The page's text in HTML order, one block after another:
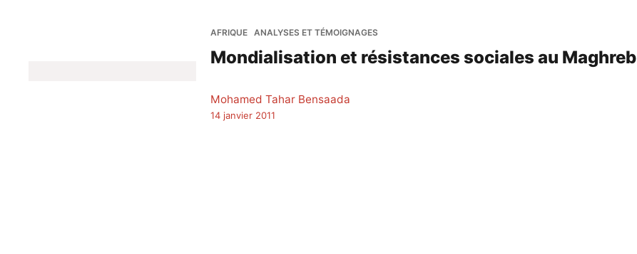
AFRIQUE ANALYSES ET TÉMOIGNAGES
Mondialisation et résistances sociales au Maghreb
Mohamed Tahar Bensaada
14 janvier 2011